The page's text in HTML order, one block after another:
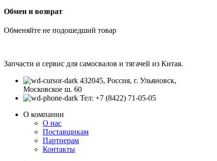
Обмен и возврат
Обменяйте не подошедший товар
Запчасти и сервис для самосвалов и тягачей из Китая.
432045, Россия, г. Ульяновск,
Московское ш. 60
Тел: +7 (8422) 71-05-05
О компании
О нас
Поставщикам
Партнерам
Контакты